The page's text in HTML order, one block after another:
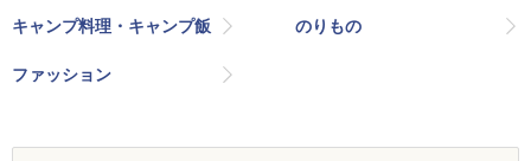
キャンプ料理・キャンプ飯 のりもの
ファッション